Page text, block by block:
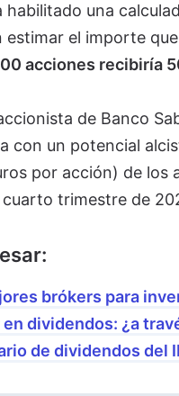
habilitado una
estimar el importe
acciones recibiría
de Banco
con un potencial
por acción) de los
trimestre de
brókers para
dividendos: ¿a
de dividendos del